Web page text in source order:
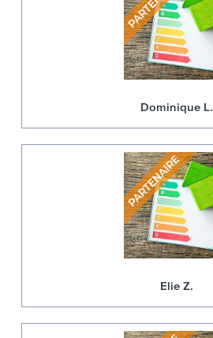
Dominique L.
Elie Z.